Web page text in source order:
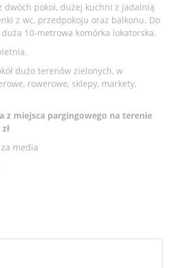
dwóch pokoi, dużej kuchni z jadalnią
z wc, przedpokoju oraz balkonu. Do
10-metrowa komórka lokatorska.
dużo terenów zielonych, w
rowerowe, sklepy, markety,
z miejsca pargingowego na terenie
za media